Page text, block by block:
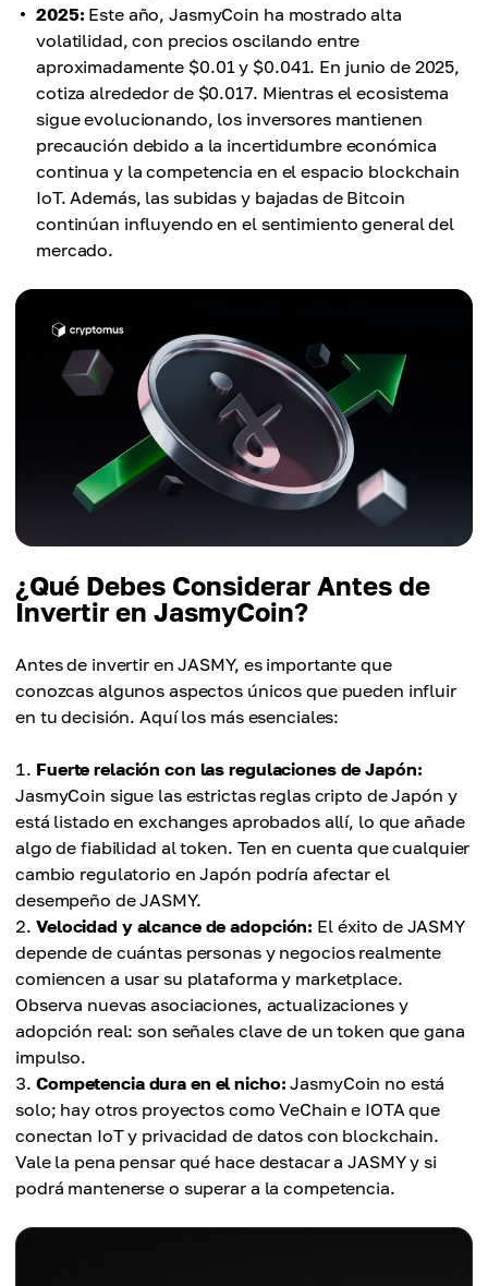
2025: Este año, JasmyCoin ha mostrado alta
volatilidad, con precios oscilando entre
aproximadamente $0.01 y $0.041. En junio de 2025,
cotiza alrededor de $0.017. Mientras el ecosistema
sigue evolucionando, los inversores mantienen
precaución debido a la incertidumbre económica
continua y la competencia en el espacio blockchain
IoT. Además, las subidas y bajadas de Bitcoin
continúan influyendo en el sentimiento general del
mercado.
¿Qué Debes Considerar Antes de
Invertir en JasmyCoin?
Antes de invertir en JASMY, es importante que
conozcas algunos aspectos únicos que pueden influir
en tu decisión. Aquí los más esenciales:
Fuerte relación con las regulaciones de Japón:
JasmyCoin sigue las estrictas reglas cripto de Japón y
está listado en exchanges aprobados allí, lo que añade
algo de fiabilidad al token. Ten en cuenta que cualquier
cambio regulatorio en Japón podría afectar el
desempeño de JASMY.
Velocidad y alcance de adopción: El éxito de JASMY
depende de cuántas personas y negocios realmente
comiencen a usar su plataforma y marketplace.
Observa nuevas asociaciones, actualizaciones y
adopción real: son señales clave de un token que gana
impulso.
Competencia dura en el nicho: JasmyCoin no está
solo; hay otros proyectos como VeChain e IOTA que
conectan IoT y privacidad de datos con blockchain.
Vale la pena pensar qué hace destacar a JASMY y si
podrá mantenerse o superar a la competencia.